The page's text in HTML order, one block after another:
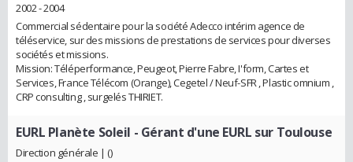
2002 - 2004
Commercial sédentaire pour la société Adecco intérim agence de
téléservice, sur des missions de prestations de services pour diverses
sociétés et missions.
Mission: Téléperformance, Peugeot, Pierre Fabre, I'form, Cartes et
Services, France Télécom (Orange), Cegetel / Neuf-SFR , Plastic omnium ,
CRP consulting , surgelés THIRIET.
EURL Planète Soleil - Gérant d'une EURL sur Toulouse
Direction générale | ()